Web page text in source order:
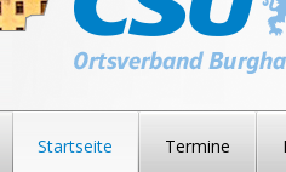
Startseite Termine